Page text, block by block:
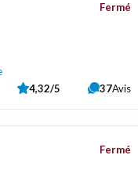
Fermé
4,32/5 37Avis
Fermé